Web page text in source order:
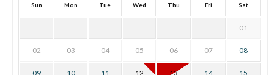
Sun Mon Tue Wed Thu Fri Sat
01
02 03 04 05 06 07 08
09 10 11 12 13 14 15